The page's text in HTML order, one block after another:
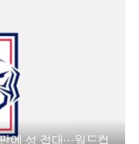
에 성 접대…월드컵